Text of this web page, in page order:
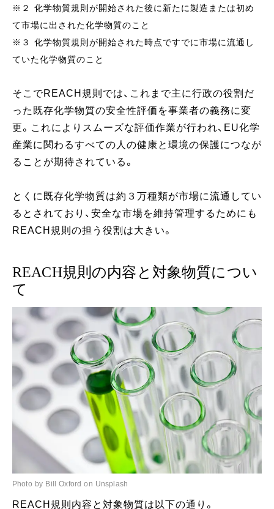
※２ 化学物質規則が開始された後に新たに製造または初め
て市場に出された化学物質のこと
※３ 化学物質規則が開始された時点ですでに市場に流通し
ていた化学物質のこと
そこでREACH規則では、これまで主に行政の役割だ
った既存化学物質の安全性評価を事業者の義務に変
更。これによりスムーズな評価作業が行われ、EU化学
産業に関わるすべての人の健康と環境の保護につなが
ることが期待されている。
とくに既存化学物質は約３万種類が市場に流通してい
るとされており、安全な市場を維持管理するためにも
REACH規則の担う役割は大きい。
REACH規則の内容と対象物質につい
て
Photo by Bill Oxford on Unsplash
REACH規則内容と対象物質は以下の通り。